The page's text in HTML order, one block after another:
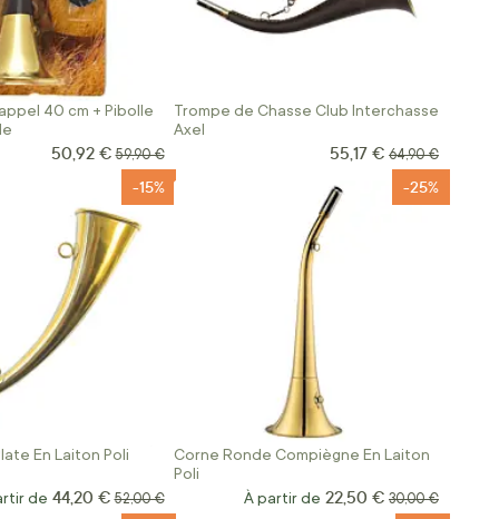
40 cm + Pibolle
Prix Spécial
50,92 € Prix normal
59,90 €
Trompe de Chasse Club Interchasse
Axel
Prix Spécial
55,17 € Prix normal
64,90 €
En Laiton Poli
-15%
de 44,20 € Prix normal
52,00 €
Corne Ronde Compiègne En Laiton
Poli
-25%
À partir de 22,50 € Prix normal
30,00 €